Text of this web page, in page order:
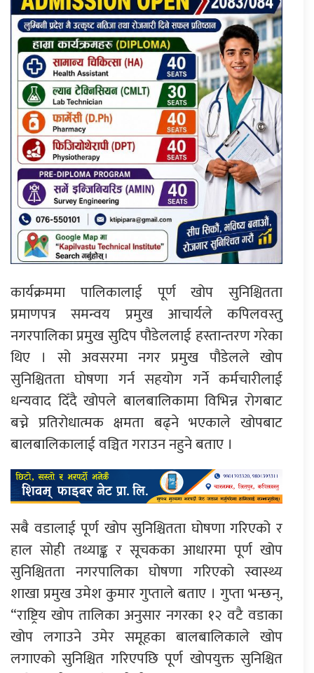
कार्यक्रममा पालिकालाई पूर्ण खोप सुनिश्चितता
प्रमाणपत्र समन्वय प्रमुख आचार्यले कपिलवस्तु
नगरपालिका प्रमुख सुदिप पौडेललाई हस्तान्तरण गरेका
थिए । सो अवसरमा नगर प्रमुख पौडेलले खोप
सुनिश्चितता घोषणा गर्न सहयोग गर्ने कर्मचारीलाई
धन्यवाद दिँदै खोपले बालबालिकामा विभिन्न रोगबाट
बच्ने प्रतिरोधात्मक क्षमता बढ्ने भएकाले खोपबाट
बालबालिकालाई वञ्चित गराउन नहुने बताए ।
सबै वडालाई पूर्ण खोप सुनिश्चितता घोषणा गरिएको र
हाल सोही तथ्याङ्क र सूचकका आधारमा पूर्ण खोप
सुनिश्चितता नगरपालिका घोषणा गरिएको स्वास्थ्य
शाखा प्रमुख उमेश कुमार गुप्ताले बताए । गुप्ता भन्छन्,
“राष्ट्रिय खोप तालिका अनुसार नगरका १२ वटै वडाका
खोप लगाउने उमेर समूहका बालबालिकाले खोप
लगाएको सुनिश्चित गरिएपछि पूर्ण खोपयुक्त सुनिश्चित